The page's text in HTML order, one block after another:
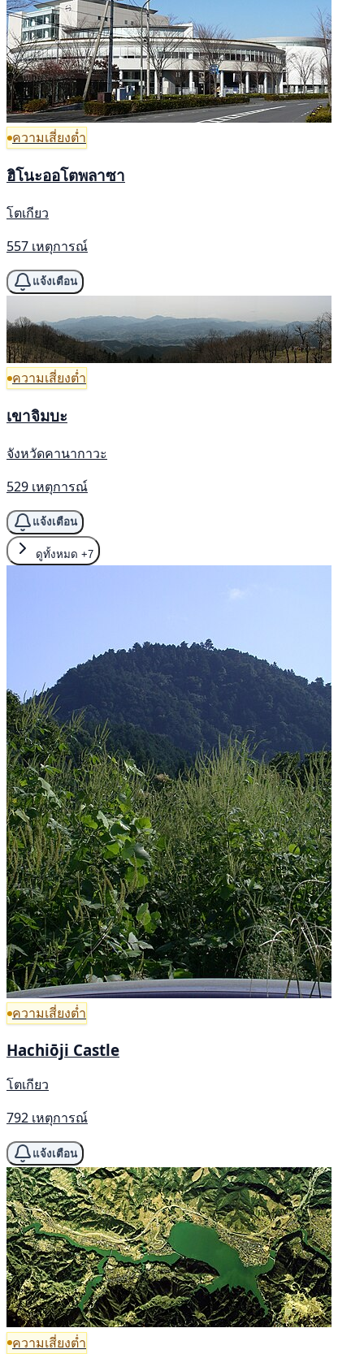
ความเสี่ยงต่ำ
ฮิโนะออโตพลาซา
โตเกียว
557 เหตุการณ์
แจ้งเตือน
ความเสี่ยงต่ำ
เขาจิมบะ
จังหวัดคานากาวะ
529 เหตุการณ์
แจ้งเตือน
ดูทั้งหมด +7
ความเสี่ยงต่ำ
Hachiōji Castle
โตเกียว
792 เหตุการณ์
แจ้งเตือน
ความเสี่ยงต่ำ